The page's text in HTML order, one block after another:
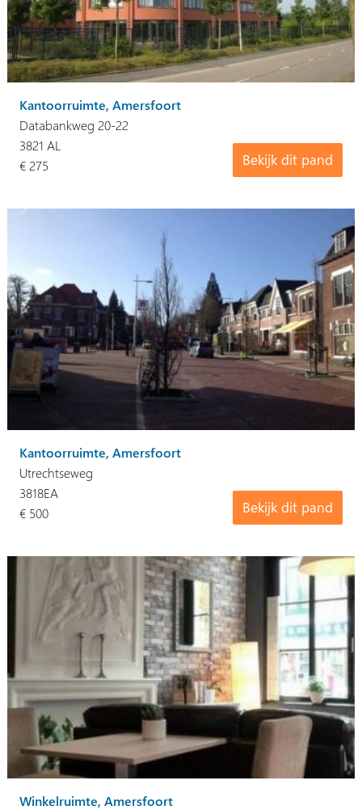
Kantoorruimte, Amersfoort
Databankweg 20-22
Bekijk dit pand
3821 AL
€ 275
Kantoorruimte, Amersfoort
Utrechtseweg
Bekijk dit pand
3818EA
€ 500
Winkelruimte, Amersfoort